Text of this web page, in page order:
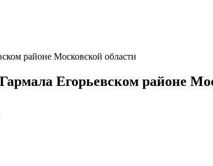
районе Московской области
Егорьевском районе